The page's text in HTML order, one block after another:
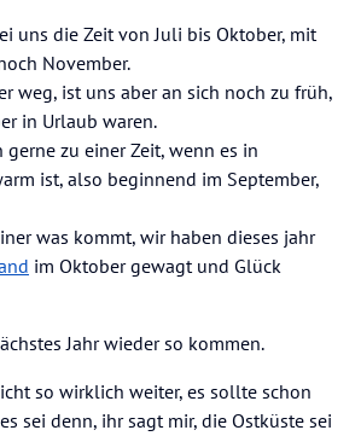
uns die Zeit von Juli bis Oktober, mit
November.
weg, ist uns aber an sich noch zu früh,
in Urlaub waren.
zu einer Zeit, wenn es in
ist, also beginnend im September,
was kommt, wir haben dieses jahr
im Oktober gewagt und Glück
Jahr wieder so kommen.
so wirklich weiter, es sollte schon
sei denn, ihr sagt mir, die Ostküste sei